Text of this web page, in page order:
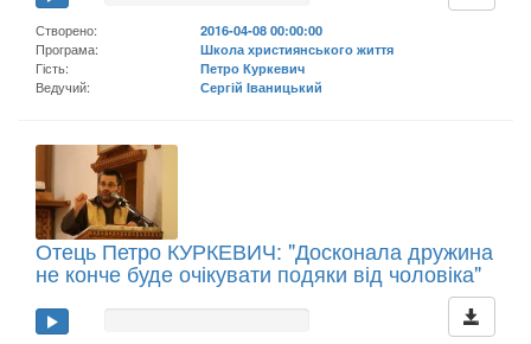
Створено:
2016-04-08 00:00:00
Програма:
Школа християнського життя
Гість:
Петро Куркевич
Ведучий:
Сергій Іваницький
Отець Петро КУРКЕВИЧ: "Досконала дружина
не конче буде очікувати подяки від чоловіка"